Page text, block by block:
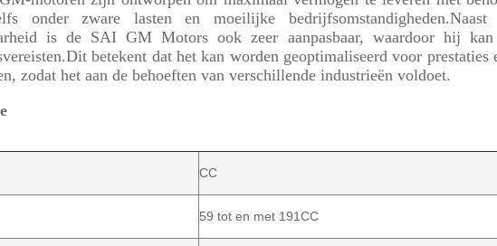
onder zware lasten en moeilijke
is de SAI GM Motors ook zeer aanpasbaar, waardoor hij kan
betekent dat het kan worden geoptimaliseerd voor
zodat het aan de behoeften van verschillende industrieën voldoet.
CC
59 tot en met 191CC